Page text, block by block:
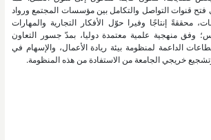
فتح قنوات التواصل والتكامل بين مؤسسات المجتمع ورواد
محققةً إنتاجًا وفيرا حوّل الأفكار التجارية والمهارات
وفق منهجية علمية معتمدة دوليا، بمدّ جسور التعاون
الداعمة لمنظومة بيئة ريادة الأعمال، والإسهام في
خريجي الجامعة من الاستفادة من هذه المنظومة.